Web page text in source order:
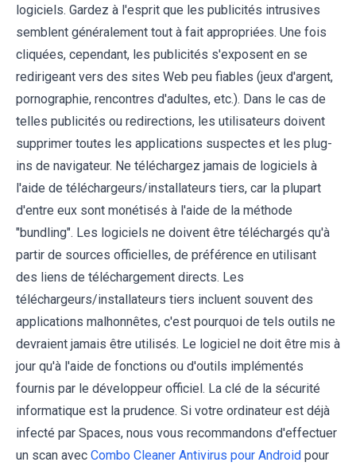
logiciels. Gardez à l'esprit que les publicités intrusives
semblent généralement tout à fait appropriées. Une fois
cliquées, cependant, les publicités s'exposent en se
redirigeant vers des sites Web peu fiables (jeux d'argent,
pornographie, rencontres d'adultes, etc.). Dans le cas de
telles publicités ou redirections, les utilisateurs doivent
supprimer toutes les applications suspectes et les plug-
ins de navigateur. Ne téléchargez jamais de logiciels à
l'aide de téléchargeurs/installateurs tiers, car la plupart
d'entre eux sont monétisés à l'aide de la méthode
"bundling". Les logiciels ne doivent être téléchargés qu'à
partir de sources officielles, de préférence en utilisant
des liens de téléchargement directs. Les
téléchargeurs/installateurs tiers incluent souvent des
applications malhonnêtes, c'est pourquoi de tels outils ne
devraient jamais être utilisés. Le logiciel ne doit être mis à
jour qu'à l'aide de fonctions ou d'outils implémentés
fournis par le développeur officiel. La clé de la sécurité
informatique est la prudence. Si votre ordinateur est déjà
infecté par Spaces, nous vous recommandons d'effectuer
un scan avec Combo Cleaner Antivirus pour Android pour